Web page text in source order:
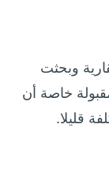
وبحثت
خاصة أن
قليلا.